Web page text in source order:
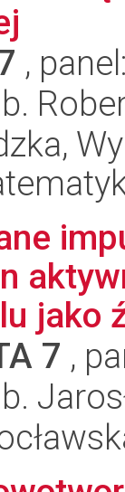
,
jako
7 ,